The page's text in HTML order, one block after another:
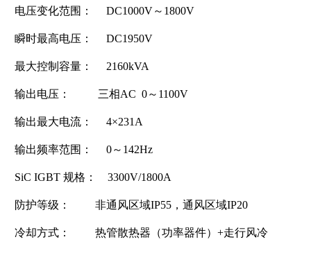
电压变化范围： DC1000V～1800V
瞬时最高电压： DC1950V
最大控制容量： 2160kVA
输出电压： 三相AC 0～1100V
输出最大电流： 4×231A
输出频率范围： 0～142Hz
SiC IGBT 规格： 3300V/1800A
防护等级： 非通风区域IP55，通风区域IP20
冷却方式： 热管散热器（功率器件）+走行风冷